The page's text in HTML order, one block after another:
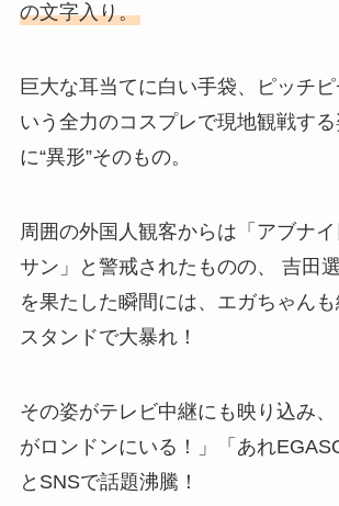
の文字入り。
巨大な耳当てに白い手袋、ピッチ
いう全力のコスプレで現地観戦する
に“異形”そのもの。
周囲の外国人観客からは「アブナ
サン」と警戒されたものの、 吉田
を果たした瞬間には、エガちゃん
スタンドで大暴れ！
その姿がテレビ中継にも映り込み
がロンドンにいる！」「あれ
とSNSで話題沸騰！